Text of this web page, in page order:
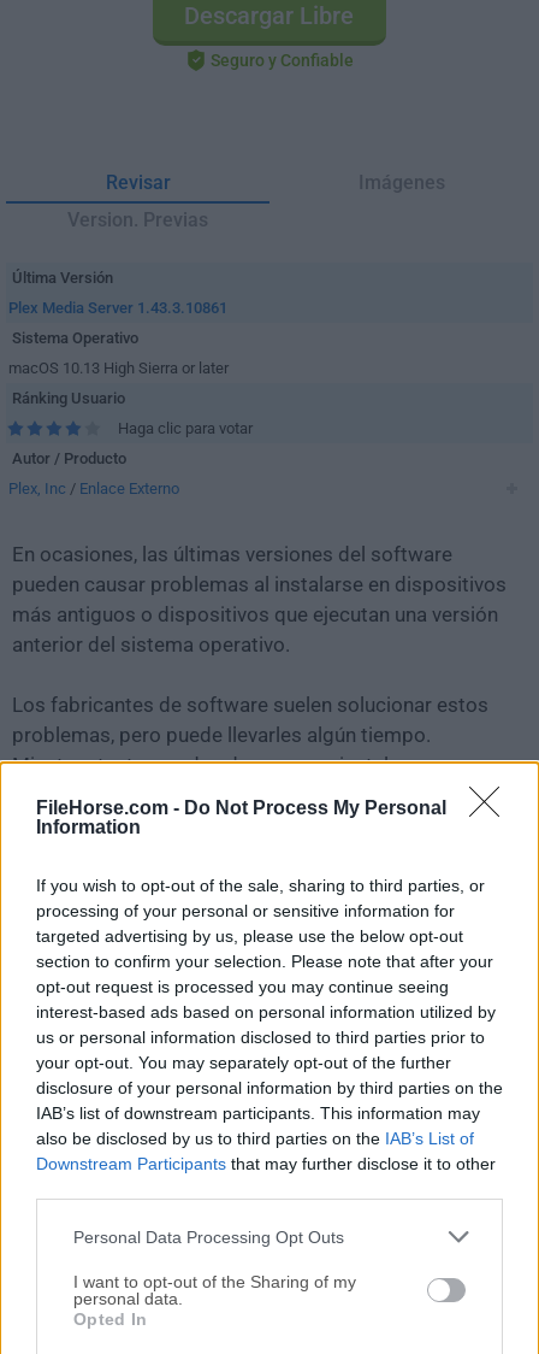
FileHorse.com - Do Not Process My Personal
Information
If you wish to opt-out of the sale, sharing to third parties, or
processing of your personal or sensitive information for
targeted advertising by us, please use the below opt-out
section to confirm your selection. Please note that after your
opt-out request is processed you may continue seeing
interest-based ads based on personal information utilized by
us or personal information disclosed to third parties prior to
your opt-out. You may separately opt-out of the further
disclosure of your personal information by third parties on the
IAB’s list of downstream participants. This information may
also be disclosed by us to third parties on the IAB’s List of
Downstream Participants that may further disclose it to other
Personal Data Processing Opt Outs
I want to opt-out of the Sharing of my
personal data.
Opted In
Descargar Libre
Seguro y Confiable
Revisar
Imágenes
Version. Previas
Última Versión
Plex Media Server 1.43.3.10861
Sistema Operativo
macOS 10.13 High Sierra or later
Ránking Usuario
Haga clic para votar
Autor / Producto
Plex, Inc / Enlace Externo
En ocasiones, las últimas versiones del software
pueden causar problemas al instalarse en dispositivos
más antiguos o dispositivos que ejecutan una versión
anterior del sistema operativo.
Los fabricantes de software suelen solucionar estos
problemas, pero puede llevarles algún tiempo.
Mientras tanto, puedes descargar e instalar una
versión anterior dePlex Media Server 1.40.3.8555.
reciente de Plex Media Server for Maco leer nuestra
reseña, simplemente hazclic aquí.
Todas las versiones antiguas distribuidas en nuestro
sitio web son completamente libres de virus y están
disponibles para su descarga sin costo alguno.
Nos encantaría saber de ti
Si tienes alguna pregunta o idea que desees compartir